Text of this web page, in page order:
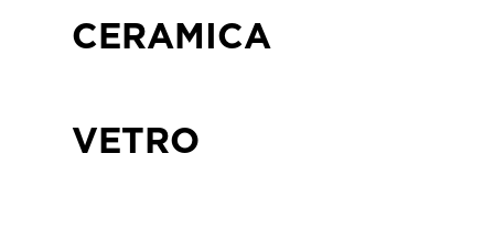
CERAMICA
VETRO